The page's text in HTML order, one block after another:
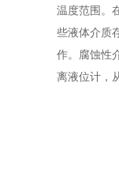
温度范围。
些液体介质
作。腐蚀性
离液位计，